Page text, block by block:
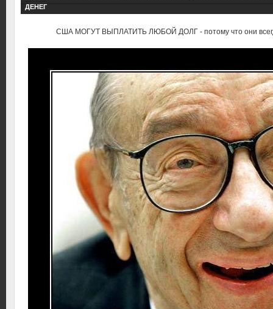
ДЕНЕГ
США МОГУТ ВЫПЛАТИТЬ ЛЮБОЙ ДОЛГ - потому что они